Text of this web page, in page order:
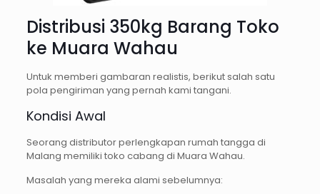
Distribusi 350kg Barang Toko
ke Muara Wahau
Untuk memberi gambaran realistis, berikut salah satu
pola pengiriman yang pernah kami tangani.
Kondisi Awal
Seorang distributor perlengkapan rumah tangga di
Malang memiliki toko cabang di Muara Wahau.
Masalah yang mereka alami sebelumnya: